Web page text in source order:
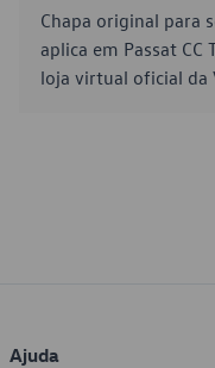
Chapa original para
aplica em Passat CC
loja virtual oficial da
Ajuda